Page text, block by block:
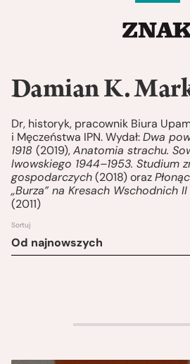
Damian K.
Dr, historyk, pracownik Biura
i Męczeństwa IPN. Wydał:Dwa
1918 (2019),Anatomia strachu.
lwowskiego 1944–1953. Studium
gospodarczych(2018) oraz
„Burza” na Kresach Wschodnich
(2011)
Sortuj
Od najnowszych
>